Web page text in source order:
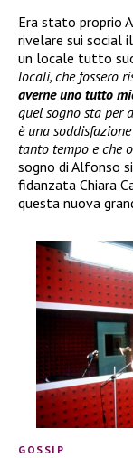
Era stato proprio
rivelare sui social
un locale tutto
locali, che fossero
averne uno tutto
quel sogno sta per
è una
tanto tempo e che
sogno di Alfonso
fidanzata Chiara
questa nuova
GOSSIP